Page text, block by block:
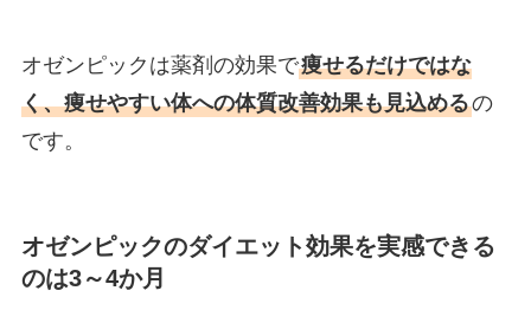
オゼンピックは薬剤の効果で痩せるだけではな
く、痩せやすい体への体質改善効果も見込めるの
です。
オゼンピックのダイエット効果を実感できる
のは3～4か月